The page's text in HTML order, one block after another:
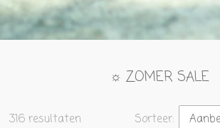
☼ ZOMER SALE
316 resultaten Sorteer: